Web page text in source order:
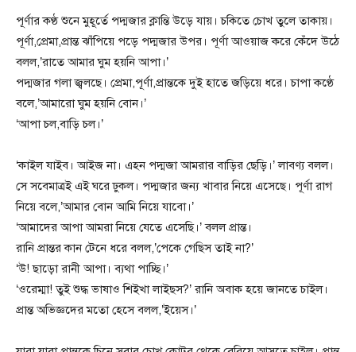
পূর্ণার কণ্ঠ শুনে মুহূর্তে পদ্মজার ক্লান্তি উড়ে যায়। চকিতে চোখ তুলে তাকায়।
পূর্ণা,প্রেমা,প্রান্ত ঝাঁপিয়ে পড়ে পদ্মজার উপর। পূর্ণা আওয়াজ করে কেঁদে উঠে
বলল,’রাতে আমার ঘুম হয়নি আপা।’
পদ্মজার গলা জ্বলছে। প্রেমা,পূর্ণা,প্রান্তকে দুই হাতে জড়িয়ে ধরে। চাপা কণ্ঠে
বলে,’আমারো ঘুম হয়নি বোন।’
‘আপা চল,বাড়ি চল।’
‘কাইল যাইব। আইজ না। এহন পদ্মজা আমরার বাড়ির ছেড়ি।’ লাবণ্য বলল।
সে সবেমাত্রই এই ঘরে ঢুকল। পদ্মজার জন্য খাবার নিয়ে এসেছে। পূর্ণা রাগ
নিয়ে বলে,’আমার বোন আমি নিয়ে যাবো।’
‘আমাদের আপা আমরা নিয়ে যেতে এসেছি।’ বলল প্রান্ত।
রানি প্রান্তর কান টেনে ধরে বলল,’পেকে গেছিস তাই না?’
‘উ! ছাড়ো রানী আপা। ব্যথা পাচ্ছি।’
‘ওরেম্মা! তুই শুদ্ধ ভাষাও শিইখা লাইছস?’ রানি অবাক হয়ে জানতে চাইল।
প্রান্ত অভিজ্ঞদের মতো হেসে বলল,’ইয়েস।’